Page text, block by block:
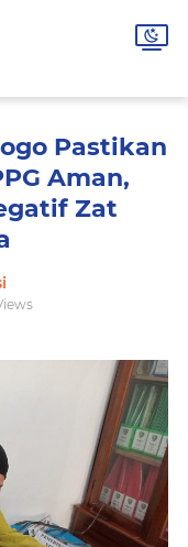
Pastikan
Aman,
Zat